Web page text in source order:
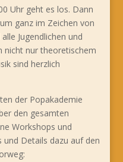
Uhr geht es los. Dann
ganz im Zeichen von
Jugendlichen und
nicht nur theoretischem
sind herzlich
der Popakademie
den gesamten
Workshops und
und Details dazu auf den